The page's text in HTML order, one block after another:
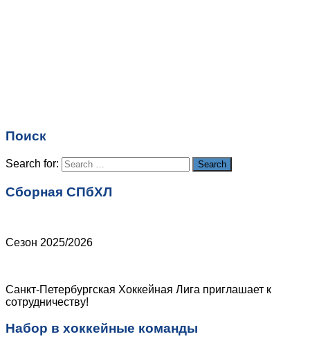
Поиск
Search for: Search
Сборная СПбХЛ
Сезон 2025/2026
Санкт-Петербургская Хоккейная Лига приглашает к
сотрудничеству!
Набор в хоккейные команды